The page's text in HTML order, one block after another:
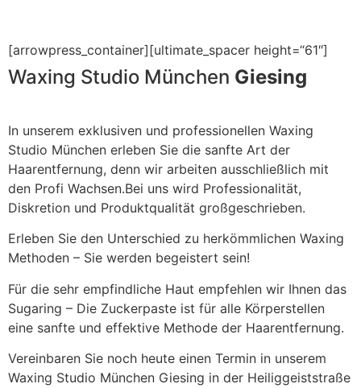
[arrowpress_container][ultimate_spacer height=“61″]
Waxing Studio München Giesing
In unserem exklusiven und professionellen Waxing
Studio München erleben Sie die sanfte Art der
Haarentfernung, denn wir arbeiten ausschließlich mit
den Profi Wachsen.Bei uns wird Professionalität,
Diskretion und Produktqualität großgeschrieben.
Erleben Sie den Unterschied zu herkömmlichen Waxing
Methoden – Sie werden begeistert sein!
Für die sehr empfindliche Haut empfehlen wir Ihnen das
Sugaring – Die Zuckerpaste ist für alle Körperstellen
eine sanfte und effektive Methode der Haarentfernung.
Vereinbaren Sie noch heute einen Termin in unserem
Waxing Studio München Giesing in der Heiliggeiststraße